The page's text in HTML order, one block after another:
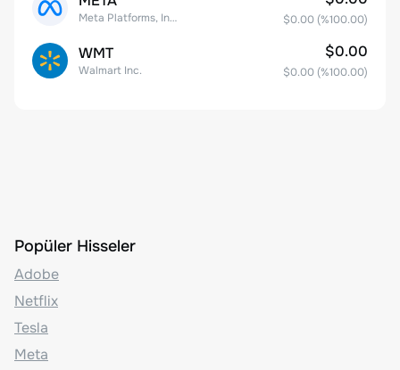
Meta Platforms, Inc. Class A Common Stock $0.00 (%100.00)
WMT
Walmart Inc.
$0.00
$0.00 (%100.00)
Popüler Hisseler
Adobe
Netflix
Tesla
Meta